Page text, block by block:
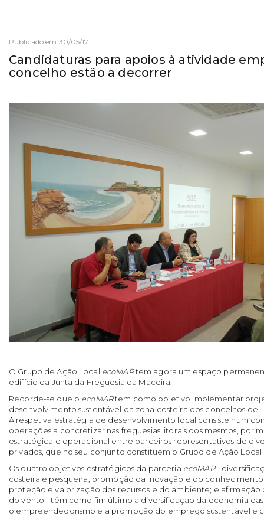
Publicado em 30/05/17
Candidaturas para apoios à atividade
concelho estão a decorrer
O Grupo de Ação Local ecoMARtem agora um espaço
edifício da Junta da Freguesia da Maceira.
Recorde-se que o ecoMARtem como objetivo implementar
desenvolvimento sustentável da zona costeira dos concelhos de
A respetiva estratégia de desenvolvimento local consiste num
operações a concretizar nas freguesias litorais dos mesmos, por
estratégica e operacional entre parceiros representativos de
privados, que no seu conjunto constituem o Grupo de Ação Local
Os quatro objetivos estratégicos da parceria ecoMAR-
costeira e pesqueira; promoção da inovação e do
proteção e valorização dos recursos e do ambiente; e afirmação
do vento - têm como fim último a diversificação da economia
o empreendedorismo e a promoção do emprego sustentável e